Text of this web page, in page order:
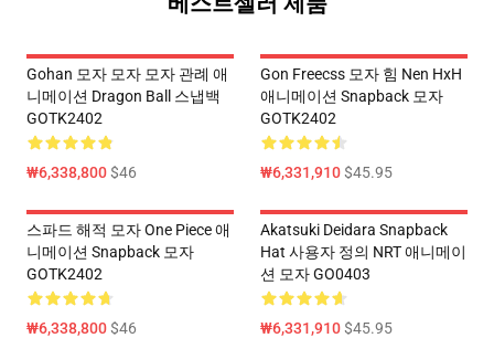
Gohan 모자 모자 모자 관례 애
니메이션 Dragon Ball 스냅백
GOTK2402
₩6,338,800$46
Gon Freecss 모자 힘 Nen HxH
애니메이션 Snapback 모자
GOTK2402
₩6,331,910$45.95
스파드 해적 모자 One Piece 애
니메이션 Snapback 모자
GOTK2402
₩6,338,800$46
Akatsuki Deidara Snapback
Hat 사용자 정의 NRT 애니메이
션 모자 GO0403
₩6,331,910$45.95